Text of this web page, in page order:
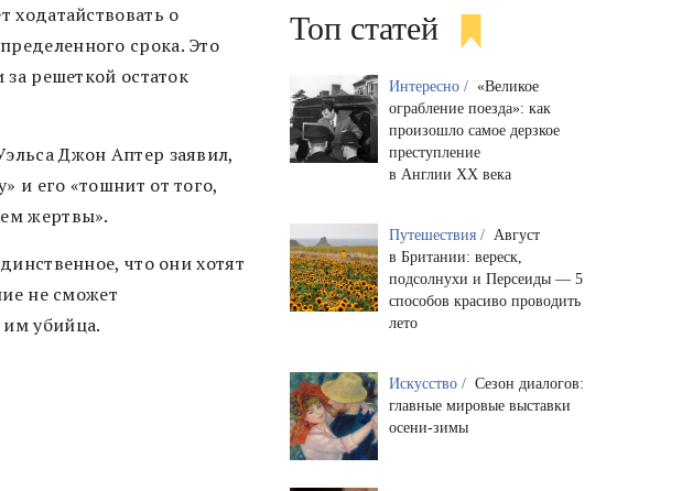
ходатайствовать о
срока. Это
за решеткой остаток
Джон Аптер заявил,
и его «тошнит от того,
жертвы».
что они хотят
не сможет
убийца.
Топ статей
Интересно / «Великое
ограбление поезда»: как
произошло самое дерзкое
преступление
в Англии XX века
Путешествия / Август
в Британии: вереск,
подсолнухи и Персеиды — 5
способов красиво проводить
лето
Искусство / Сезон диалогов:
главные мировые выставки
осени-зимы